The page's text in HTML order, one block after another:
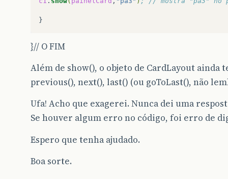
}// O FIM
Além de show(), o objeto de CardLayout ainda
previous(), next(), last() (ou goToLast(), não
Ufa! Acho que exagerei. Nunca dei uma
Se houver algum erro no código, foi erro de
Espero que tenha ajudado.
Boa sorte.